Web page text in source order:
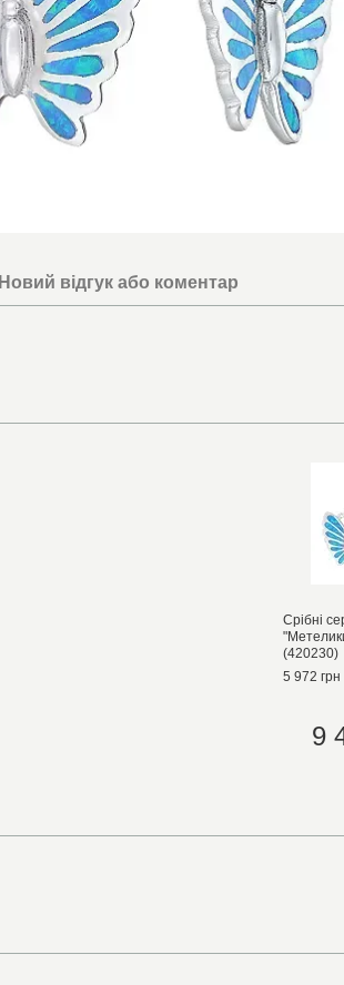
Новий відгук або коментар
Срібні
(420230)
5 972 грн
9